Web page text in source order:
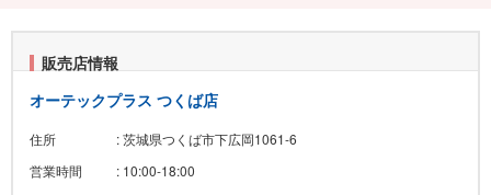
販売店情報
オーテックプラス つくば店
住所
: 茨城県つくば市下広岡1061-6
営業時間
: 10:00-18:00